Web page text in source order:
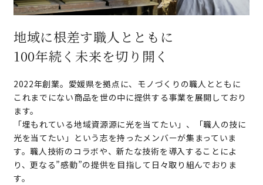
地域に根差す職人とともに
100年続く未来を切り開く
2022年創業。愛媛県を拠点に、モノづくりの職人とともに
これまでにない商品を世の中に提供する事業を展開しており
ます。
「埋もれている地域資源源に光を当てたい」、「職人の技に
光を当てたい」という志を持ったメンバーが集まっていま
す。職人技術のコラボや、新たな技術を導入することによ
り、更なる”感動”の提供を目指して日々取り組んでおりま
す。